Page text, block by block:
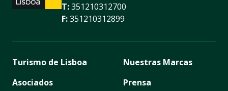
T:351210312700
F:351210312899
Turismo de Lisboa
Asociados
Nuestras Marcas
Prensa